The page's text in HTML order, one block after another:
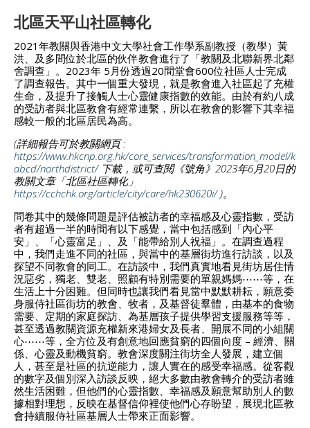
北區天平山社區轉化
2021年教關與香港中文大學社會工作學系副教授（教學）黃
洪、及多間位於北區的伙伴教會進行了「教關及北聯新界北鄰
舍調查」。2023年 5月份透過20間堂會600位社區人士完成
了調查報告。其中一個重大發現，就是教會進入社區起了充權
生命，及提升了接觸人士心靈健康指數的效能。由於有約八成
的受訪者與北區教會有經常連繫，所以在教會的影響下其幸福
感較一般的北區居民為高。
(詳細報告可於教關網頁 :
https://www.hkcnp.org.hk/core_services/transformation_model/k
abcd/northdistrict/下載，或可查閱《號角》2023年6月20日的
教關文章「北區社區轉化」
https://cchchk.org/article/city/care/hk230620i/)。
問卷其中的幾條問題是評估被訪者的幸福感及心靈指數，受訪
者有超過一半的時間有以下感覺，當中包括感到「內心平
安」、「心靈富足」、及「能帶給別人祝福」。在調查過程
中，我們走進不同的社區，與當中的基層街坊進行訪談，以及
探望不同教會的同工。在訪談中，我們真實地看見街坊居住情
況惡劣，獨老、雙老、照顧有特別需要的單親媽媽⋯⋯等，在
生活上十分困難。但同時也讓我們看見當中默默耕耘，願意委
身服侍社區街坊的教會、牧者，及基督徒羣體，由基本的食物
需要、定期的家庭探訪、為基層孩子提供學習支援服務等等，
甚至透過教關資源充權新來港婦女及長者、開展不同的小組關
心⋯⋯等，全方位及有創意地回應貧窮的四個向度 – 經濟、關
係、心靈及動機貧窮。教會深度關注街坊全人發展，建立個
人，甚至是社區的抗逆能力，讓人實在的感受幸福感。從客觀
的數字及個別深入訪談反映，絕大多數由教會轉介的受訪者雖
然生活困難，但他們的心靈指數、幸福感及願意幫助別人的數
據相對理想，反映在基督信仰裡使他們心存盼望，展現北區教
會持續服侍社區基層人士帶來正面影響。